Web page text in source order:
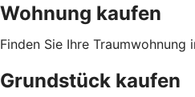
Wohnung kaufen
Finden Sie Ihre Traumwohnung
Grundstück kaufen